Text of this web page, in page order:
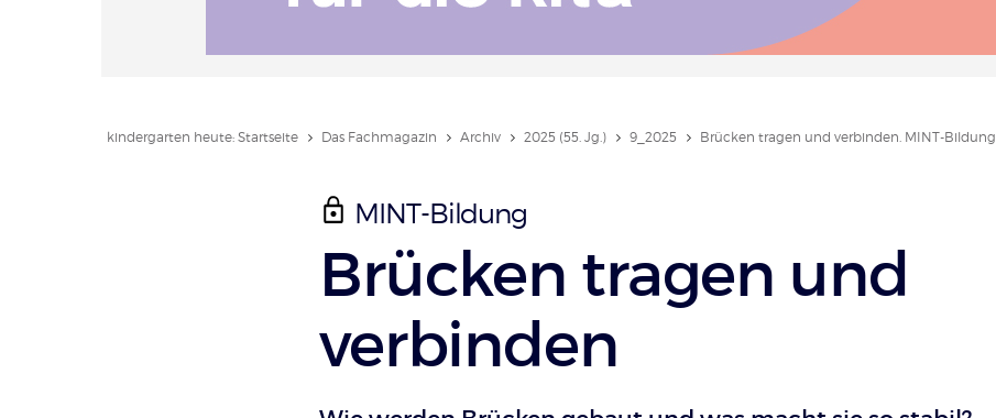
kindergarten heute: Startseite Das Fachmagazin Archiv 2025 (55. Jg.) 9_2025 Brücken tragen und verbinden. MINT-Bildung
MINT-Bildung
:
Brücken tragen und
verbinden